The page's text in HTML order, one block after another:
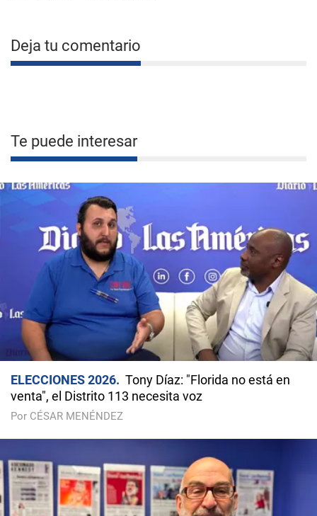
Deja tu comentario
Te puede interesar
ELECCIONES 2026
Tony Díaz: "Florida no está en
venta", el Distrito 113 necesita voz
Por CÉSAR MENÉNDEZ